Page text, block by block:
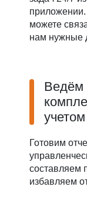
можете
нам нужные
Ведём
учетом
Готовим
составляем
избавляем